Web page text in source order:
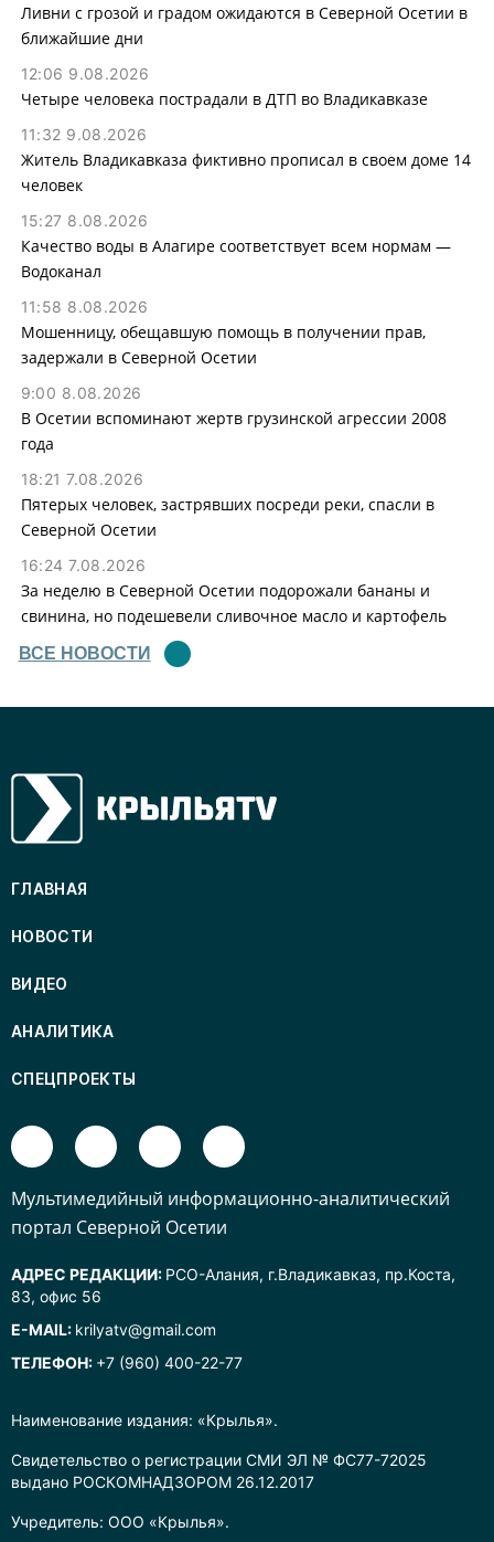
Ливни с грозой и градом ожидаются в Северной Осетии в
ближайшие дни
12:06 9.08.2026
Четыре человека пострадали в ДТП во Владикавказе
11:32 9.08.2026
Житель Владикавказа фиктивно прописал в своем доме 14
человек
15:27 8.08.2026
Качество воды в Алагире соответствует всем нормам —
Водоканал
11:58 8.08.2026
Мошенницу, обещавшую помощь в получении прав,
задержали в Северной Осетии
9:00 8.08.2026
В Осетии вспоминают жертв грузинской агрессии 2008
года
18:21 7.08.2026
Пятерых человек, застрявших посреди реки, спасли в
Северной Осетии
16:24 7.08.2026
За неделю в Северной Осетии подорожали бананы и
свинина, но подешевели сливочное масло и картофель
ВСЕ НОВОСТИ
Наименование издания: «Крылья».
Свидетельство о регистрации СМИ ЭЛ № ФС77-72025
выдано РОСКОМНАДЗОРОМ 26.12.2017
Учредитель: ООО «Крылья».
ГЛАВНАЯ
НОВОСТИ
ВИДЕО
АНАЛИТИКА
СПЕЦПРОЕКТЫ
Mультимедийный информационно-аналитический
портал Северной Осетии
АДРЕС РЕДАКЦИИ: РСО-Алания, г.Владикавказ, пр.Коста,
83, офис 56
E-MAIL: krilyatv@gmail.com
ТЕЛЕФОН: +7 (960) 400-22-77